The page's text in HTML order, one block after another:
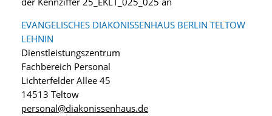
EVANGELISCHES DIAKONISSENHAUS BERLIN TELTOW
LEHNIN
Dienstleistungszentrum
Fachbereich Personal
Lichterfelder Allee 45
14513 Teltow
personal@diakonissenhaus.de